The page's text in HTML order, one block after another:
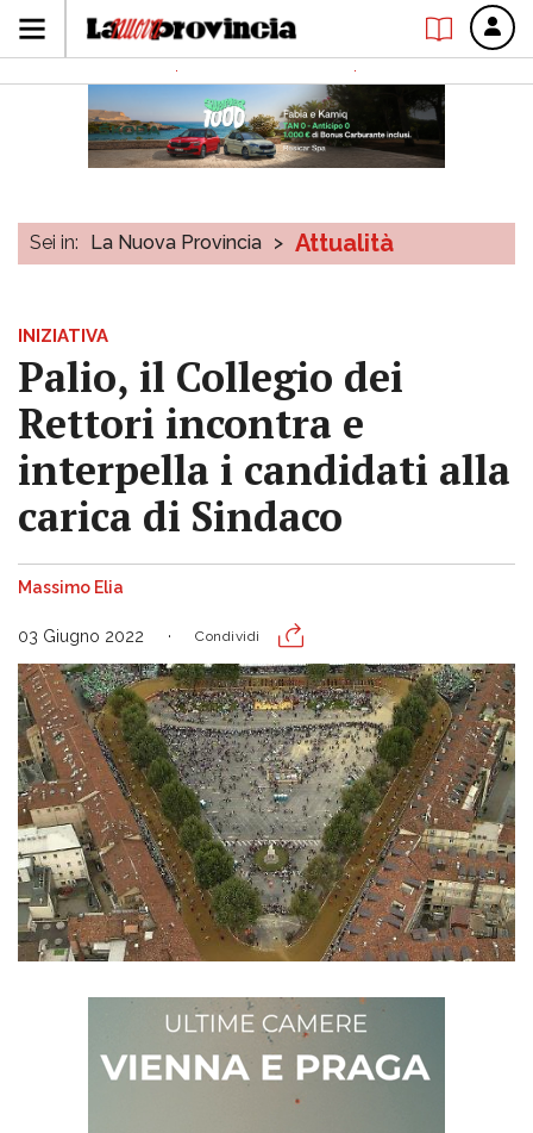
Sei in: La Nuova Provincia > Attualità
INIZIATIVA
Palio, il Collegio dei
Rettori incontra e
interpella i candidati alla
carica di Sindaco
Massimo Elia
03 Giugno 2022 Condividi